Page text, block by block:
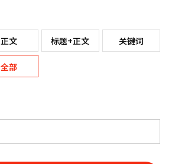
正文 标题+正文 关键词
全部